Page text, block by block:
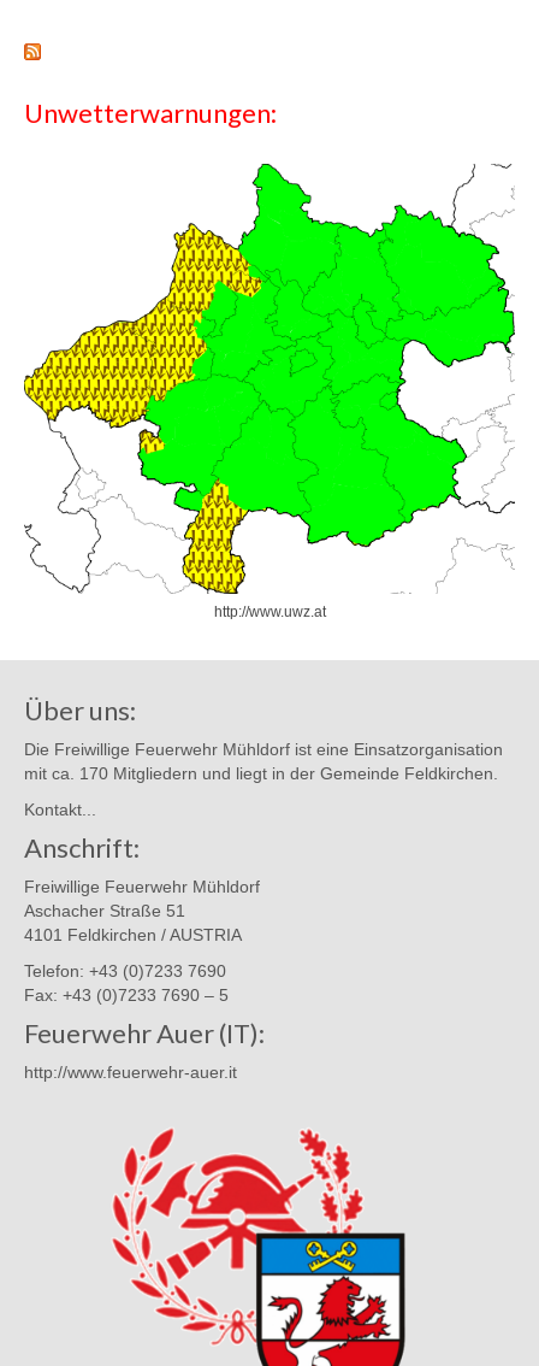
Unwetterwarnungen:
http://www.uwz.at
Über uns:
Die Freiwillige Feuerwehr Mühldorf ist eine Einsatzorganisation
mit ca. 170 Mitgliedern und liegt in der Gemeinde Feldkirchen.
Kontakt...
Anschrift:
Freiwillige Feuerwehr Mühldorf
Aschacher Straße 51
4101 Feldkirchen / AUSTRIA
Telefon: +43 (0)7233 7690
Fax: +43 (0)7233 7690 – 5
Feuerwehr Auer (IT):
http://www.feuerwehr-auer.it